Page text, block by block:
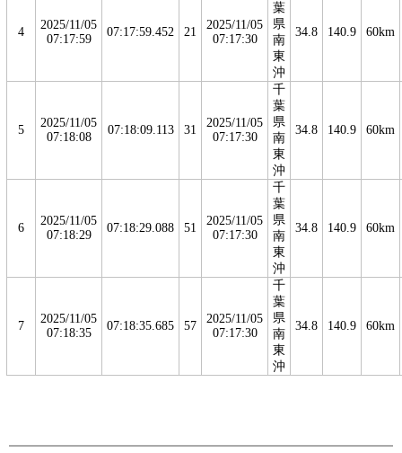
4
2025/11/05
07:17:59
07:17:59.452 21
2025/11/05
07:17:30
葉
県
南
東
沖
34.8 140.9 60km
5
2025/11/05
07:18:08
07:18:09.113 31
2025/11/05
07:17:30
千
葉
県
南
東
沖
34.8 140.9 60km
6
2025/11/05
07:18:29
07:18:29.088 51
2025/11/05
07:17:30
千
葉
県
南
東
沖
34.8 140.9 60km
7
2025/11/05
07:18:35
07:18:35.685 57
2025/11/05
07:17:30
千
葉
県
南
東
沖
34.8 140.9 60km